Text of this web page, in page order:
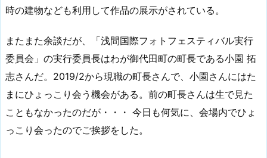
時の建物なども利用して作品の展示がされている。
またまた余談だが、「浅間国際フォトフェスティバル実行
委員会」の実行委員長はわが御代田町の町長である小園 拓
志さんだ。2019/2から現職の町長さんで、小園さんにはた
まにひょっこり会う機会がある。前の町長さんは生で見た
こともなかったのだが・・・ 今日も何気に、会場内でひょ
っこり会ったのでご挨拶をした。